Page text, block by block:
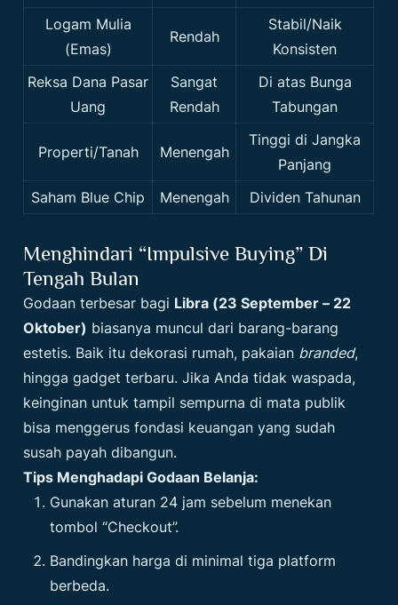
Logam Mulia
(Emas)
Rendah
Stabil/Naik
Konsisten
Reksa Dana Pasar
Uang
Sangat
Rendah
Di atas Bunga
Tabungan
Properti/Tanah Menengah
Tinggi di Jangka
Panjang
Saham Blue Chip
Menengah Dividen Tahunan
Menghindari “Impulsive Buying” Di
Tengah Bulan
Godaan terbesar bagi Libra (23 September – 22
Oktober) biasanya muncul dari barang-barang
estetis. Baik itu dekorasi rumah, pakaian branded,
hingga gadget terbaru. Jika Anda tidak waspada,
keinginan untuk tampil sempurna di mata publik
bisa menggerus fondasi keuangan yang sudah
susah payah dibangun.
Tips Menghadapi Godaan Belanja:
Gunakan aturan 24 jam sebelum menekan
tombol “Checkout”.
Bandingkan harga di minimal tiga platform
berbeda.